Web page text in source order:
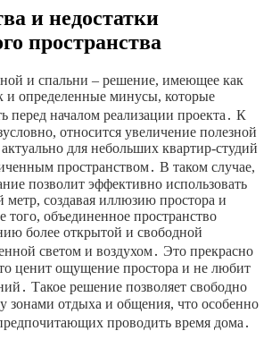
и недостатки
пространства
и спальни – решение, имеющее как
и определенные минусы, которые
перед началом реализации проекта․ К
относится увеличение полезной
для небольших квартир-студий
пространством․ В таком случае,
позволит эффективно использовать
создавая иллюзию простора и
объединенное пространство
более открытой и свободной
светом и воздухом․ Это прекрасно
ценит ощущение простора и не любит
Такое решение позволяет свободно
зонами отдыха и общения, что особенно
проводить время дома․